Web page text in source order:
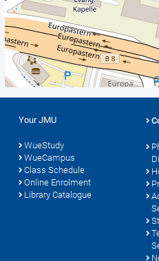
Your JMU
WueStudy
WueCampus
Class Schedule
Online Enrolment
Library Catalogue